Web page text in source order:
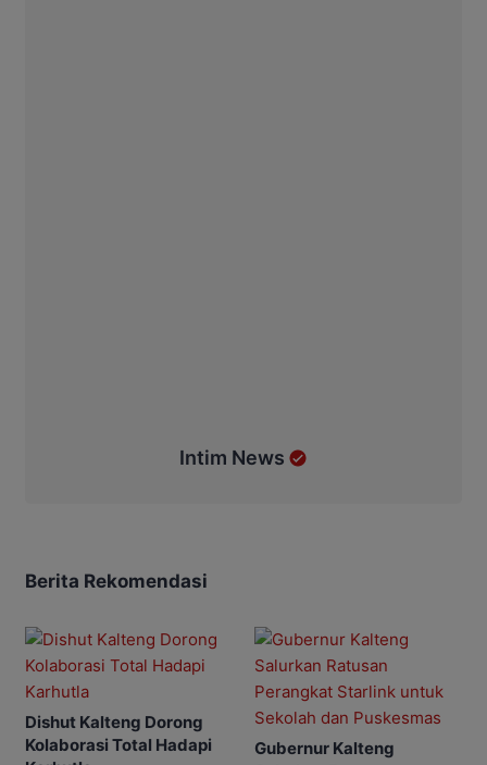
Intim News
Berita Rekomendasi
Dishut Kalteng Dorong
Kolaborasi Total Hadapi
Gubernur Kalteng